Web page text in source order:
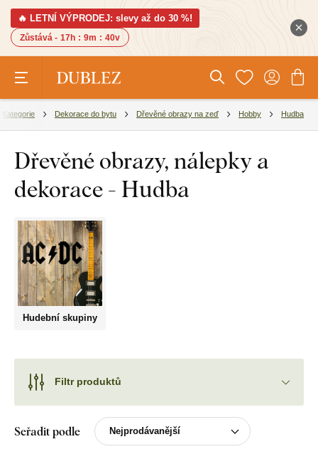
🔥 LETNÍ VÝPRODEJ: slevy až do 30 %!
Zůstává - 17h : 9m : 39v
Kategorie Dekorace do bytu Dřevěné obrazy na zeď Hobby Hudba
Dřevěné obrazy, nálepky a
dekorace - Hudba
Hudební skupiny
Filtr produktů
Seřadit podle